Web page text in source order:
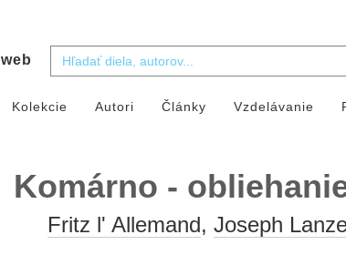
web
Kolekcie Autori Články Vzdelávanie
Komárno -
Fritz l' Allemand, Joseph